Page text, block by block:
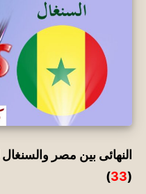
النهائى بين مصر والسنغال
(
33
)